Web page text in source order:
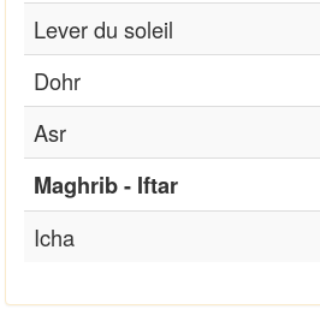
Lever du soleil
Dohr
Asr
Maghrib - Iftar
Icha